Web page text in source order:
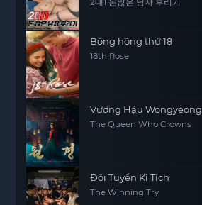
2대1 돈많은 남자 후리기
Bông hồng thứ 18
18th Rose
Vương Hậu Wongyeong
The Queen Who Crowns
Đội Tuyển Kì Tích
The Winning Try